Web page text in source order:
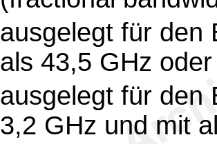
ausgelegt für den
als 43,5 GHz oder
ausgelegt für den
3,2 GHz und mit